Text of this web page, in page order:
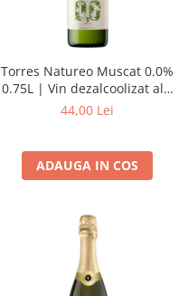
Torres Natureo Muscat 0.0%
0.75L | Vin dezalcoolizat alb
sec
44,00 Lei
ADAUGA IN COS